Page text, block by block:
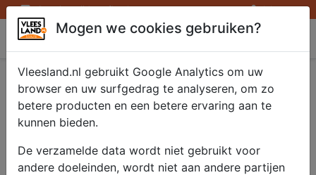
Openingstijden afhaalpunten Inloggen
Vleesland
Kip schnitzel
gepaneerd 4 x 200
gram.
Mogen we cookies gebruiken?
Vleesland.nl gebruikt Google Analytics om uw
browser en uw surfgedrag te analyseren, om zo
betere producten en een betere ervaring aan te
kunnen bieden.
De verzamelde data wordt niet gebruikt voor
andere doeleinden, wordt niet aan andere partijen